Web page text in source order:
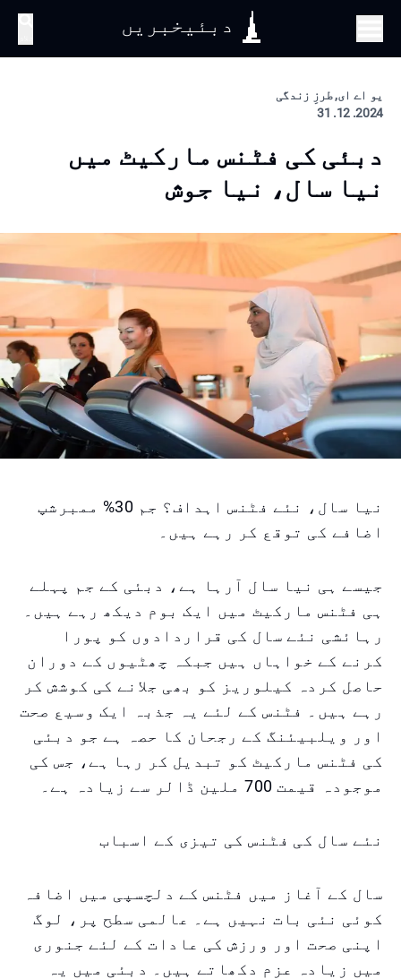
دبئیخبریں
یو اے ای, طرزِ زندگی
2024. 12. 31
دبئی کی فٹنس مارکیٹ میں
نیا سال، نیا جوش
نیا سال، نئے فٹنس اہداف؟ جم 30% ممبرشپ
اضافے کی توقع کر رہے ہیں۔
جیسے ہی نیا سال آرہا ہے، دبئی کے جم پہلے
ہی فٹنس مارکیٹ میں ایک بوم دیکھ رہے ہیں۔
رہائشی نئے سال کی قراردادوں کو پورا
کرنے کے خواہاں ہیں جبکہ چھٹیوں کے دوران
حاصل کردہ کیلوریز کو بھی جلانے کی کوشش کر
رہے ہیں۔ فٹنس کے لئے یہ جذبہ ایک وسیع صحت
اور ویلبیئنگ کے رجحان کا حصہ ہے جو دبئی
کی فٹنس مارکیٹ کو تبدیل کر رہا ہے، جس کی
موجودہ قیمت 700 ملین ڈالر سے زیادہ ہے۔
نئے سال کی فٹنس کی تیزی کے اسباب
سال کے آغاز میں فٹنس کے دلچسپی میں اضافہ
کوئی نئی بات نہیں ہے۔ عالمی سطح پر، لوگ
اپنی صحت اور ورزش کی عادات کے لئے جنوری
میں زیادہ عزم دکھاتے ہیں۔ دبئی میں یہ